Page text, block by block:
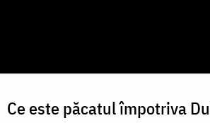
Ce este păcatul împotriva